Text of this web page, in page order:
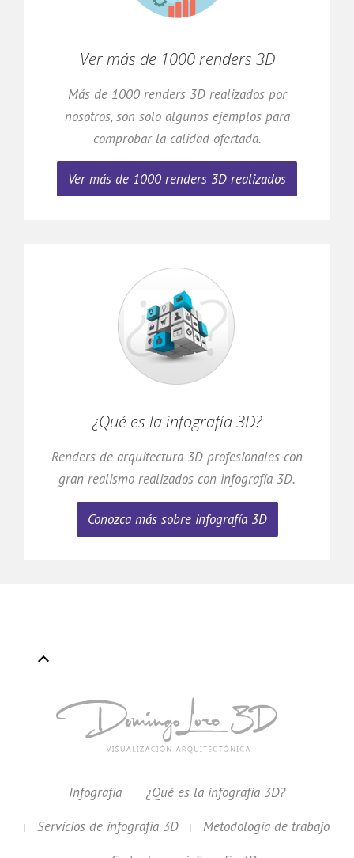
Ver más de 1000 renders 3D
Más de 1000 renders 3D realizados por
nosotros, son solo algunos ejemplos para
comprobar la calidad ofertada.
Ver más de 1000 renders 3D realizados
¿Qué es la infografía 3D?
Renders de arquitectura 3D profesionales con
gran realismo realizados con infografía 3D.
Conozca más sobre infografía 3D
Infografía
¿Qué es la infografía 3D?
Servicios de infografía 3D
Metodología de trabajo